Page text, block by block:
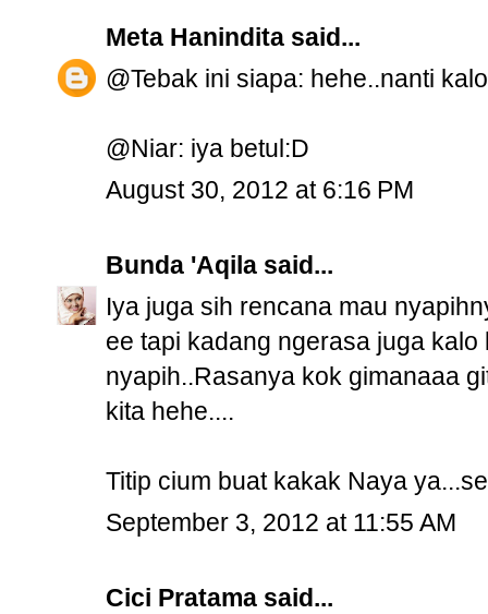
Meta Hanindita said...
@Tebak ini siapa: hehe..nanti
@Niar: iya betul:D
August 30, 2012 at 6:16 PM
Bunda 'Aqila said...
Iya juga sih rencana mau
ee tapi kadang ngerasa juga
nyapih..Rasanya kok gimanaaa
kita hehe....
Titip cium buat kakak Naya
September 3, 2012 at 11:55 AM
Cici Pratama said...